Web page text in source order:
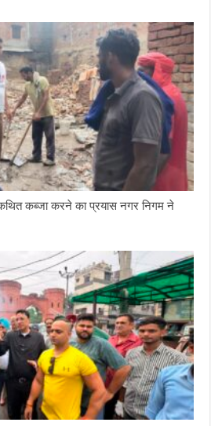
कब्जा करने का प्रयास नगर निगम ने